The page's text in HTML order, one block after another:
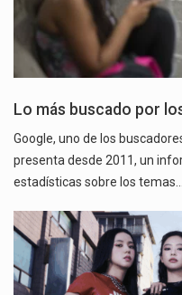
Lo más buscado por
Google, uno de los
presenta desde 2011, un
estadísticas sobre los temas…